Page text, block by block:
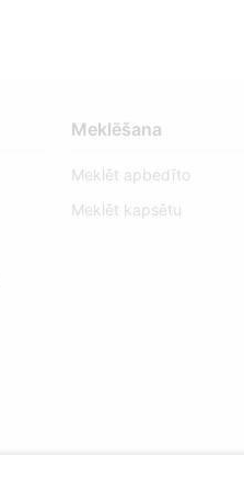
Meklēšana
Meklēt apbedīto
Meklēt kapsētu